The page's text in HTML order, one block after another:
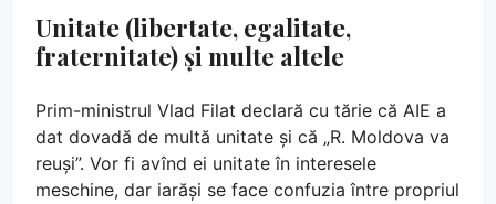
Unitate (libertate, egalitate,
fraternitate) și multe altele
Prim-ministrul Vlad Filat declară cu tărie că AIE a
dat dovadă de multă unitate și că „R. Moldova va
reuși”. Vor fi avînd ei unitate în interesele
meschine, dar iarăși se face confuzia între propriul